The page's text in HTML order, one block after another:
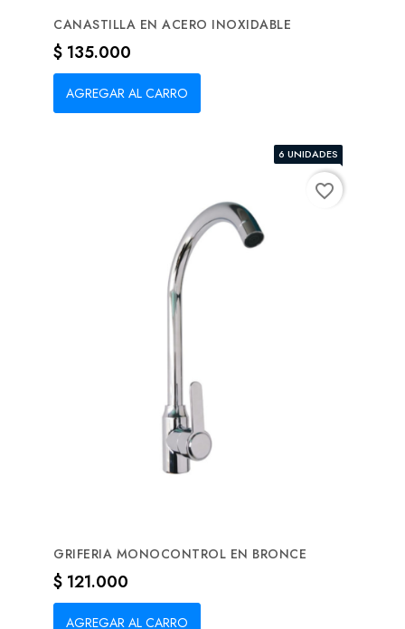
CANASTILLA EN ACERO INOXIDABLE
Precio
$ 135.000
AGREGAR AL CARRO
6 UNIDADES
GRIFERIA MONOCONTROL EN BRONCE
Precio
$ 121.000
AGREGAR AL CARRO
favorite_border